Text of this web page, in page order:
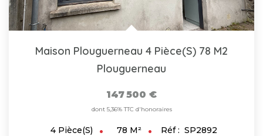
Maison Plouguerneau 4 Pièce(s) 78 M2
Plouguerneau
147 500 €
dont 5,36% TTC d'honoraires
4 Pièce(s) 78 M² Réf : SP2892